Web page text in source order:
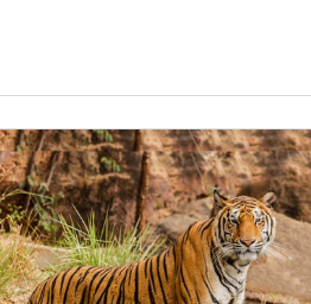
of avocado production in